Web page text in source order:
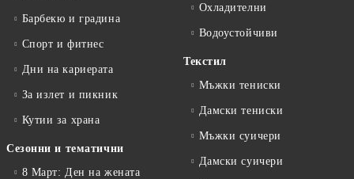
Барбекю и градина
Спорт и фитнес
Дни на кариерата
За излет и пикник
Кутии за храна
Сезонни и тематични
8 Март: Ден на жената
Охладителни
Водоустойчиви
Текстил
Мъжки тениски
Дамски тениски
Мъжки суичери
Дамски суичери